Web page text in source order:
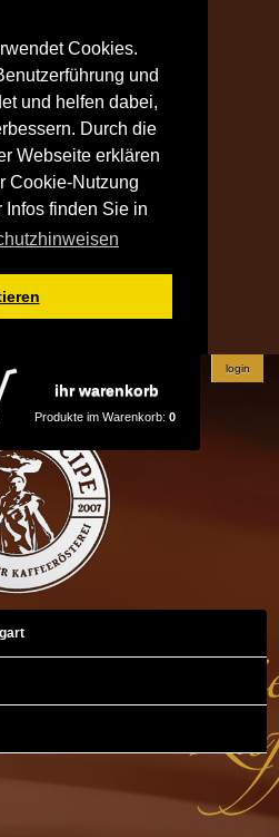
Cookies.
und
und helfen dabei,
Durch die
Webseite erklären
Cookie-Nutzung
Infos finden Sie in
ihr warenkorb
Produkte im Warenkorb: 0
login